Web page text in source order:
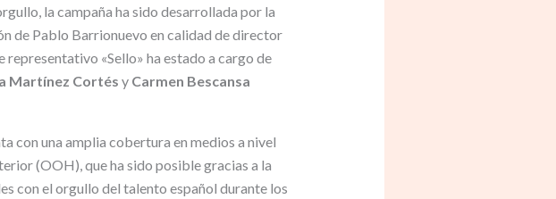
la campaña ha sido desarrollada por la
de Pablo Barrionuevo en calidad de director
«Sello» ha estado a cargo de
Martínez Cortés y Carmen Bescansa
con una amplia cobertura en medios a nivel
(OOH), que ha sido posible gracias a la
con el orgullo del talento español durante los